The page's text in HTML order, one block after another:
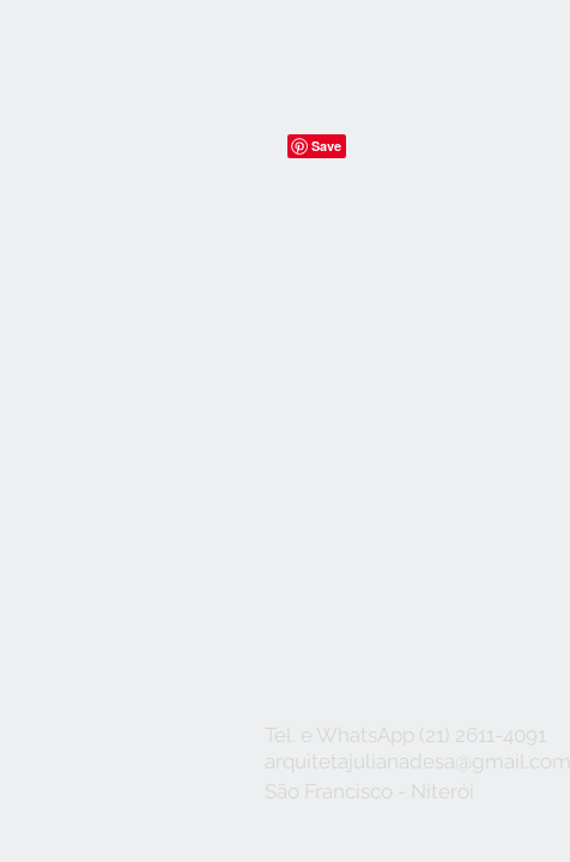
Tel. e WhatsApp (21) 2611-4091
arquitetajulianadesa@gmail.com
São Francisco - Niterói